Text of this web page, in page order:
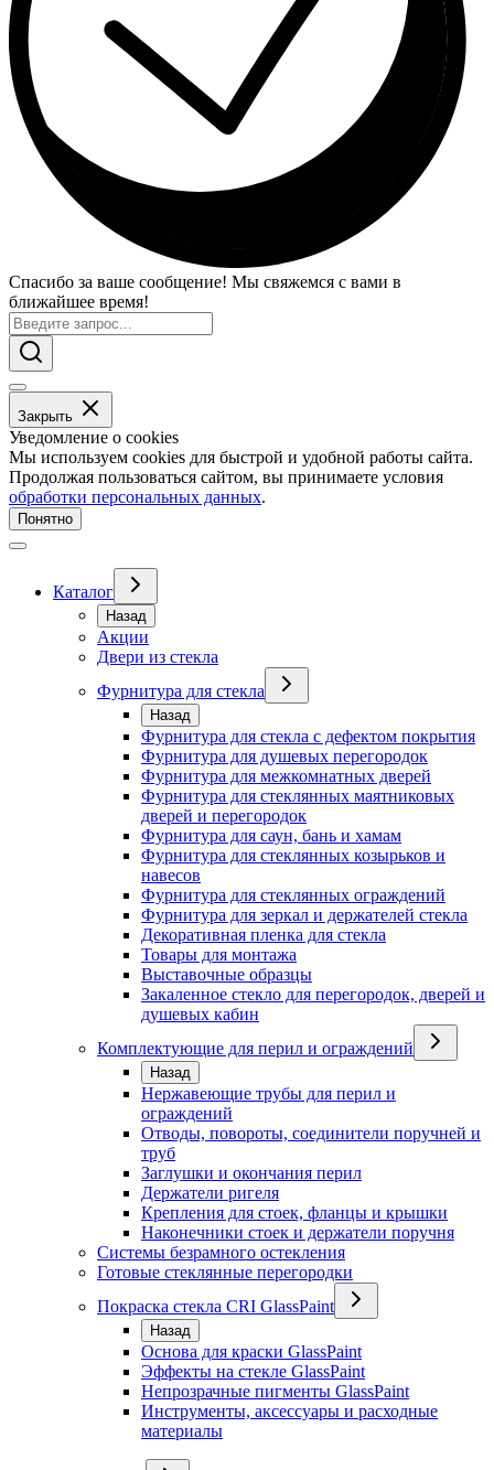
Спасибо за ваше сообщение! Мы свяжемся с вами в
ближайшее время!
Закрыть
Уведомление о cookies
Мы используем cookies для быстрой и удобной работы сайта.
Продолжая пользоваться сайтом, вы принимаете условия
обработки персональных данных.
Понятно
Каталог
Назад
Акции
Двери из стекла
Фурнитура для стекла
Назад
Фурнитура для стекла с дефектом покрытия
Фурнитура для душевых перегородок
Фурнитура для межкомнатных дверей
Фурнитура для стеклянных маятниковых
дверей и перегородок
Фурнитура для саун, бань и хамам
Фурнитура для стеклянных козырьков и
навесов
Фурнитура для стеклянных ограждений
Фурнитура для зеркал и держателей стекла
Декоративная пленка для стекла
Товары для монтажа
Выставочные образцы
Закаленное стекло для перегородок, дверей и
душевых кабин
Комплектующие для перил и ограждений
Назад
Нержавеющие трубы для перил и
ограждений
Отводы, повороты, соединители поручней и
труб
Заглушки и окончания перил
Держатели ригеля
Крепления для стоек, фланцы и крышки
Наконечники стоек и держатели поручня
Системы безрамного остекления
Готовые стеклянные перегородки
Покраска стекла CRI GlassPaint
Назад
Основа для краски GlassPaint
Эффекты на стекле GlassPaint
Непрозрачные пигменты GlassPaint
Инструменты, аксессуары и расходные
материалы